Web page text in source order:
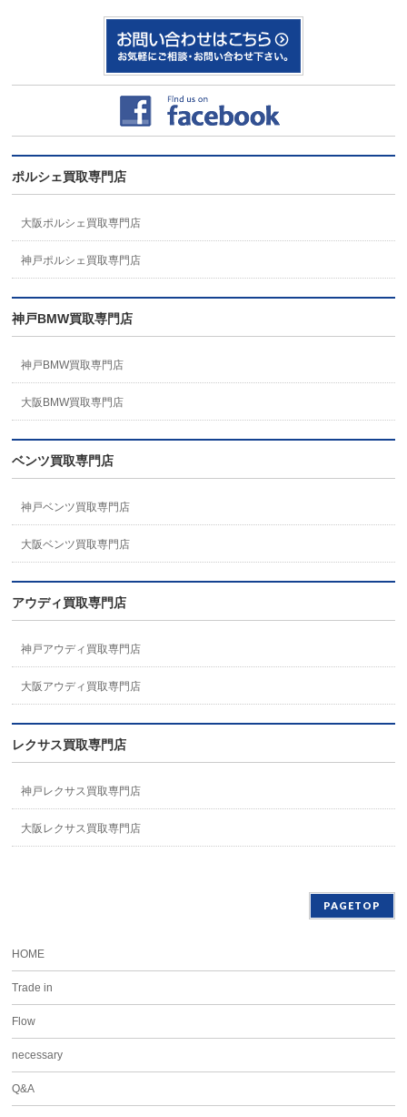
ポルシェ買取専門店
大阪ポルシェ買取専門店
神戸ポルシェ買取専門店
神戸BMW買取専門店
神戸BMW買取専門店
大阪BMW買取専門店
ベンツ買取専門店
神戸ベンツ買取専門店
大阪ベンツ買取専門店
アウディ買取専門店
神戸アウディ買取専門店
大阪アウディ買取専門店
レクサス買取専門店
神戸レクサス買取専門店
大阪レクサス買取専門店
PAGETOP
HOME
Trade in
Flow
necessary
Q&A